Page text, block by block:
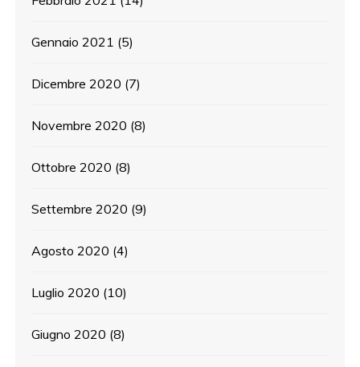
Gennaio 2021 (5)
Dicembre 2020 (7)
Novembre 2020 (8)
Ottobre 2020 (8)
Settembre 2020 (9)
Agosto 2020 (4)
Luglio 2020 (10)
Giugno 2020 (8)